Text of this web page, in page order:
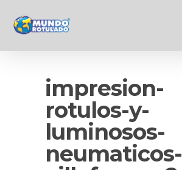
impresion-
rotulos-y-
luminosos-
neumaticos-